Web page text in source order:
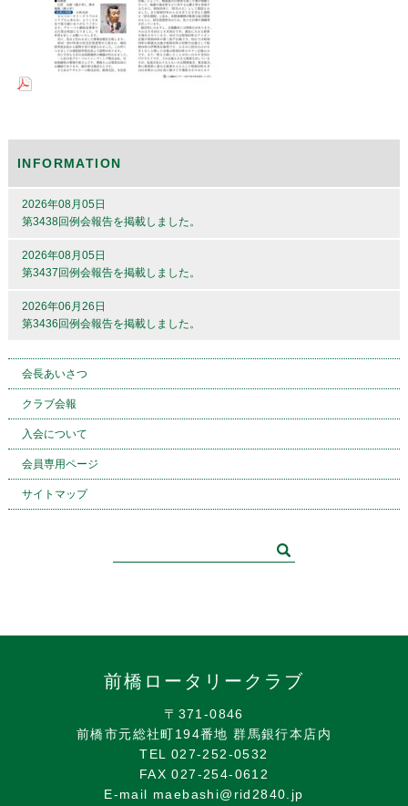
INFORMATION
2026年08月05日
第3438回例会報告を掲載しました。
2026年08月05日
第3437回例会報告を掲載しました。
2026年06月26日
第3436回例会報告を掲載しました。
会長あいさつ
クラブ会報
入会について
会員専用ページ
サイトマップ
前橋ロータリークラブ
〒371-0846
前橋市元総社町194番地 群馬銀行本店内
TEL 027-252-0532
FAX 027-254-0612
E-mail maebashi@rid2840.jp